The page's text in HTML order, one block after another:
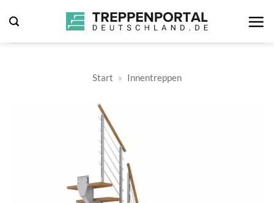
Inhalt
springen
Start » Innentreppen